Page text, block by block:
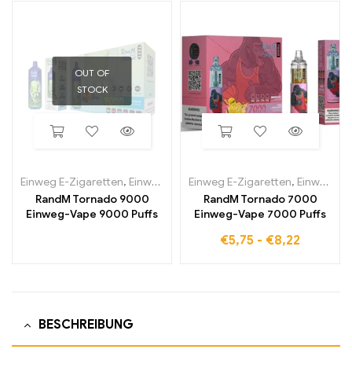
OUT OF
STOCK
Einweg E-Zigaretten, Einweg-E-Zigaretten in Belgien ,Einweg-E-
RandM Tornado 9000
Einweg-Vape 9000 Puffs
Einweg E-Zigaretten, Einweg-E-Zigaretten in Belgien
RandM Tornado 7000
Einweg-Vape 7000 Puffs
€5,75 - €8,22
BESCHREIBUNG